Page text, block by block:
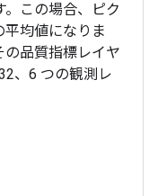
この場合、ピク
平均値になりま
の品質指標レイヤ
、6 つの観測レ